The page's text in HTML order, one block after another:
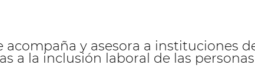
acompaña y asesora a instituciones
a la inclusión laboral de las